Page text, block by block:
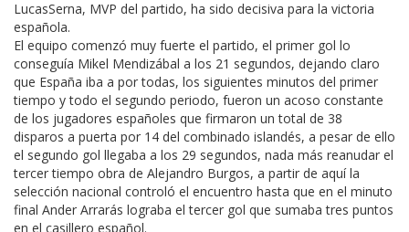
LucasSerna, MVP del partido, ha sido decisiva para la victoria
española.
El equipo comenzó muy fuerte el partido, el primer gol lo
conseguía Mikel Mendizábal a los 21 segundos, dejando claro
que España iba a por todas, los siguientes minutos del primer
tiempo y todo el segundo periodo, fueron un acoso constante
de los jugadores españoles que firmaron un total de 38
disparos a puerta por 14 del combinado islandés, a pesar de ello
el segundo gol llegaba a los 29 segundos, nada más reanudar el
tercer tiempo obra de Alejandro Burgos, a partir de aquí la
selección nacional controló el encuentro hasta que en el minuto
final Ander Arrarás lograba el tercer gol que sumaba tres puntos
en el casillero español.